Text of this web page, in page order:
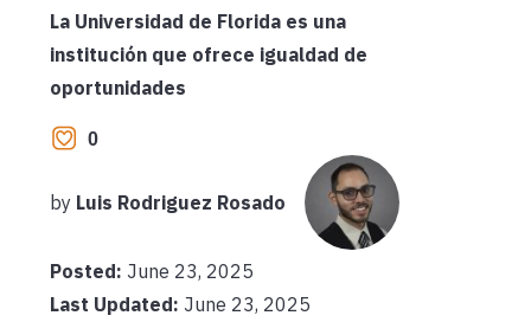
La Universidad de Florida es una
institución que ofrece igualdad de
oportunidades
0
by Luis Rodriguez Rosado
Posted: June 23, 2025
Last Updated: June 23, 2025